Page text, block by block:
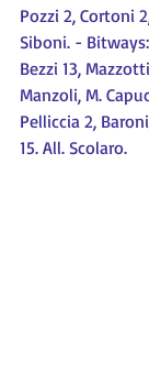
Pozzi 2, Cortoni
Siboni. -
Bezzi 13,
Manzoli, M.
Pelliccia 2,
15. All. Scolaro.